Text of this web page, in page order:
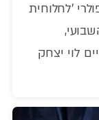
'לחלוחית
השבועי,
לוי יצחק